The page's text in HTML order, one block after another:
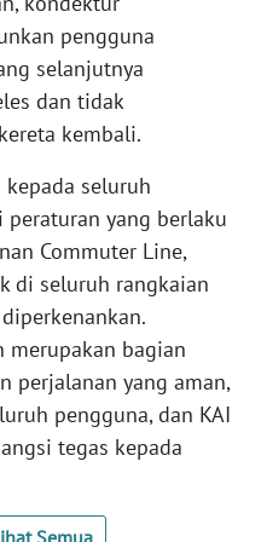
pengguna
selanjutnya
dan tidak
kembali.
seluruh
yang berlaku
Commuter Line,
di seluruh rangkaian
merupakan bagian
perjalanan yang aman,
pengguna, dan KAI
tegas kepada
Semua